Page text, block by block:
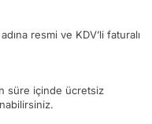
resmi ve KDV’li faturalı
süre içinde ücretsiz